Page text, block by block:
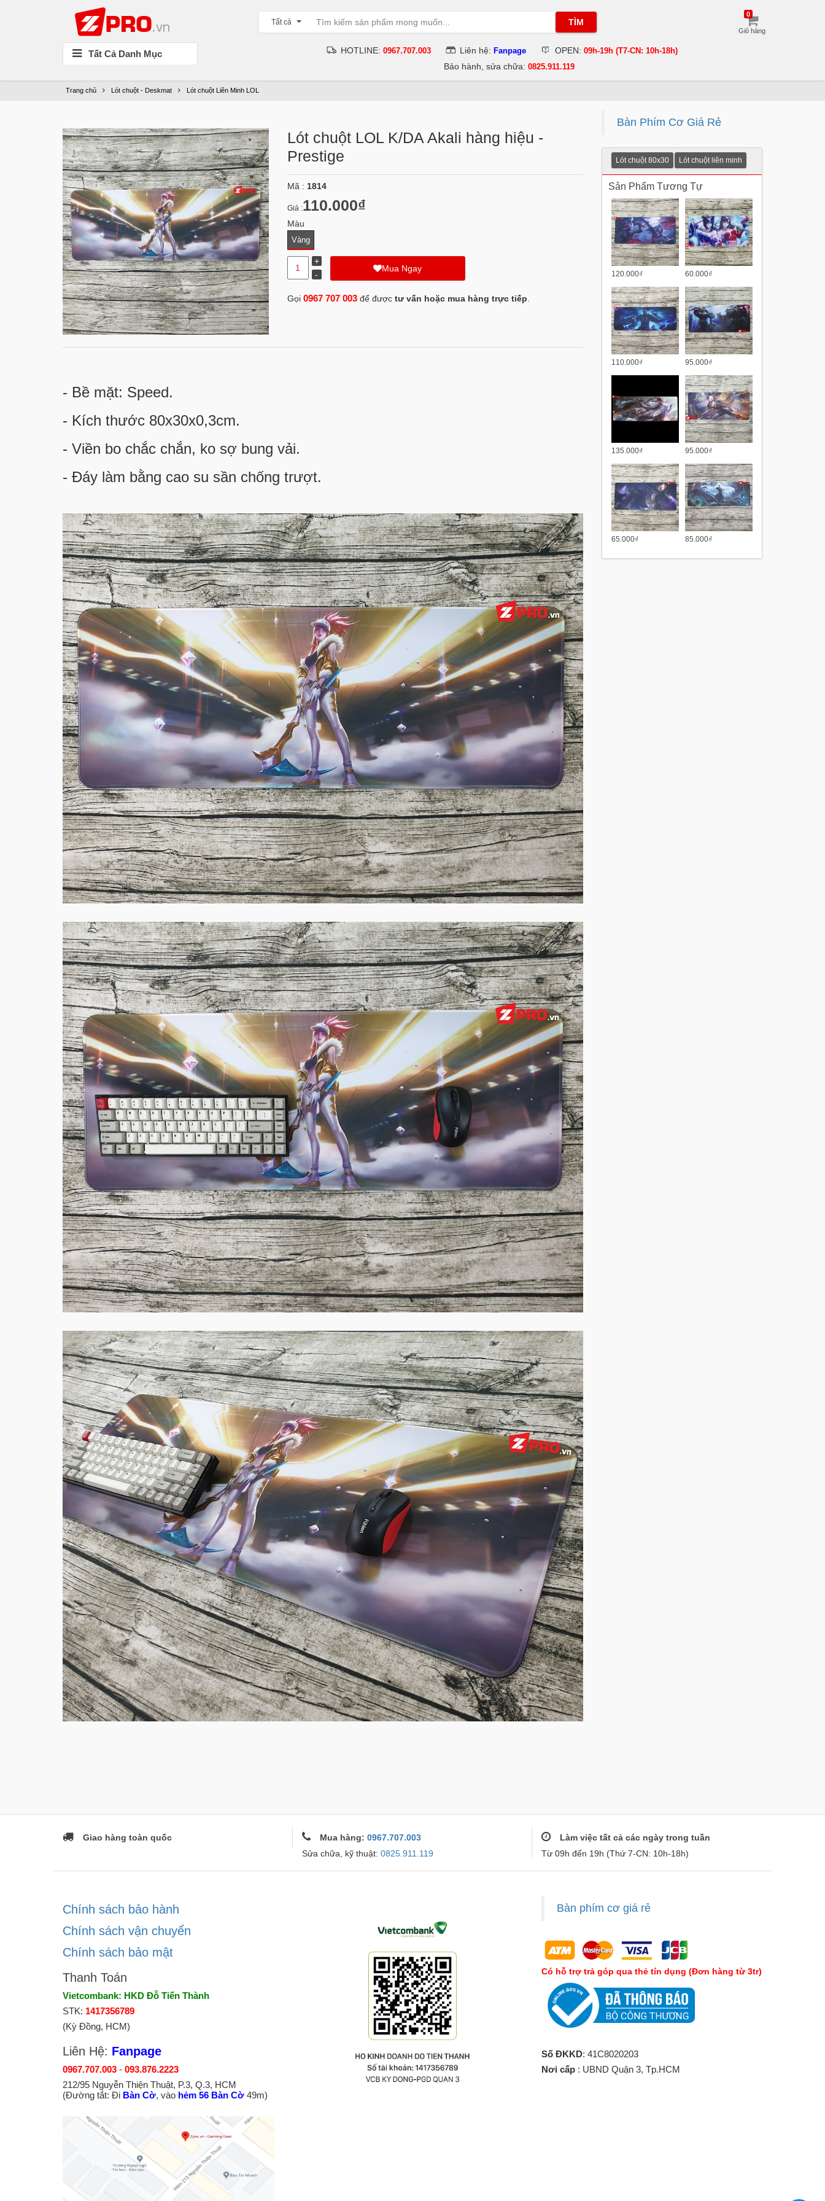
Tất cả TÌM
Giỏ hàng
0
Tất Cả Danh Mục HOTLINE:0967.707.003 Liên hệ:Fanpage OPEN:09h-19h (T7-CN: 10h-18h)
Bảo hành, sửa chữa:0825.911.119
Trang chủ Lót chuột - Deskmat Lót chuột Liên Minh LOL
Lót chuột LOL K/DA Akali hàng hiệu -
Prestige
Mã : 1814
Giá :110.000₫
Màu
Vàng
Mua Ngay
Gọi 0967 707 003để được tư vấn hoặc mua hàng trực tiếp
- Bề mặt: Speed.
- Kích thước 80x30x0,3cm.
- Viền bo chắc chắn, ko sợ bung vải.
- Đáy làm bằng cao su sần chống trượt.
Bàn Phím Cơ Giá Rẻ
Lót chuột 80x30 Lót chuột liên minh
Sản Phẩm Tương Tự
120.000₫ 60.000₫
110.000₫ 95.000₫
135.000₫ 95.000₫
65.000₫ 85.000₫
Giao hàng toàn quốc Mua hàng: 0967.707.003
Sửa chữa, kỹ thuật: 0825.911.119
Làm việc tất cả các ngày trong tuần
Từ 09h đến 19h (Thứ 7-CN: 10h-18h)
Chính sách bảo hành
Chính sách vận chuyển
Chính sách bảo mật
Thanh Toán
Vietcombank: HKD Đỗ Tiến Thành
STK: 1417356789
(Kỳ Đồng, HCM)
Liên Hệ: Fanpage
0967.707.003 - 093.876.2223
212/95 Nguyễn Thiện Thuật, P.3, Q.3, HCM
(Đường tắt: Đi Bàn Cờ, vào hẻm 56 Bàn Cờ 49m)
Bàn phím cơ giá rẻ
Có hỗ trợ trả góp qua thẻ tín dụng (Đơn hàng từ 3tr)
Số ĐKKD: 41C8020203
Nơi cấp : UBND Quận 3, Tp.HCM